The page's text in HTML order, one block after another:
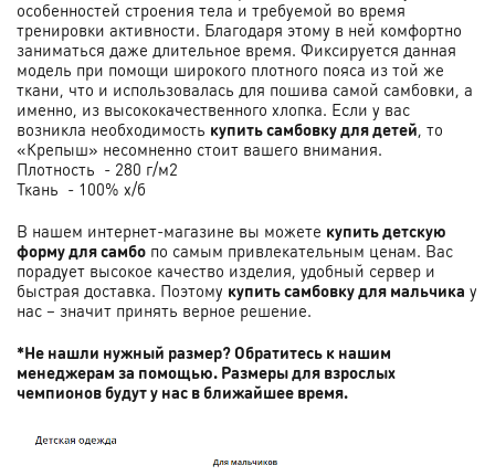
особенностей строения тела и требуемой во время
тренировки активности. Благодаря этому в ней комфортно
заниматься даже длительное время. Фиксируется данная
модель при помощи широкого плотного пояса из той же
ткани, что и использовалась для пошива самой самбовки, а
именно, из высококачественного хлопка. Если у вас
возникла необходимость купить самбовку для детей, то
«Крепыш» несомненно стоит вашего внимания.
Плотность - 280 г/м2
Ткань - 100% х/б
В нашем интернет-магазине вы можете купить детскую
форму для самбо по самым привлекательным ценам. Вас
порадует высокое качество изделия, удобный сервер и
быстрая доставка. Поэтому купить самбовку для мальчика у
нас – значит принять верное решение.
*Не нашли нужный размер? Обратитесь к нашим
менеджерам за помощью. Размеры для взрослых
чемпионов будут у нас в ближайшее время.